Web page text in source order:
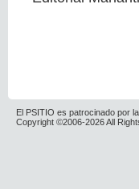
El PSITIO es patrocinado por
Copyright ©2006-2026 All